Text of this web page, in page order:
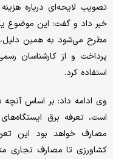
تصویب لایحه‌ای درباره
خبر داد و گفت: این موضوع
مطرح می‌شود به همین دلیل،
پرداخت و از کارشناسان
استفاده کرد.
وی ادامه داد: بر اساس آنچه
است، تعرفه برق
مصارف خواهد بود این
کشاورزی تا مصارف تجاری